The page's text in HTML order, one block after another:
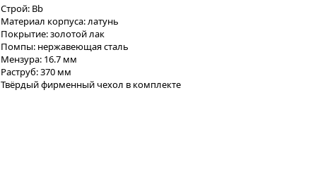
Строй: Bb
Материал корпуса: латунь
Покрытие: золотой лак
Помпы: нержавеющая сталь
Мензура: 16.7 мм
Раструб: 370 мм
Твёрдый фирменный чехол в комплекте